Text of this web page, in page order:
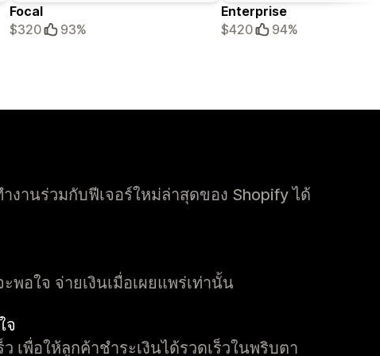
Focal
$320
93%
Enterprise
$420
94%
งานร่วมกับฟีเจอร์ใหม่ล่าสุดของ Shopify ได้
อใจ จ่ายเงินเมื่อเผยแพร่เท่านั้น
จ
เพื่อให้ลูกค้าชำระเงินได้รวดเร็วในพริบตา